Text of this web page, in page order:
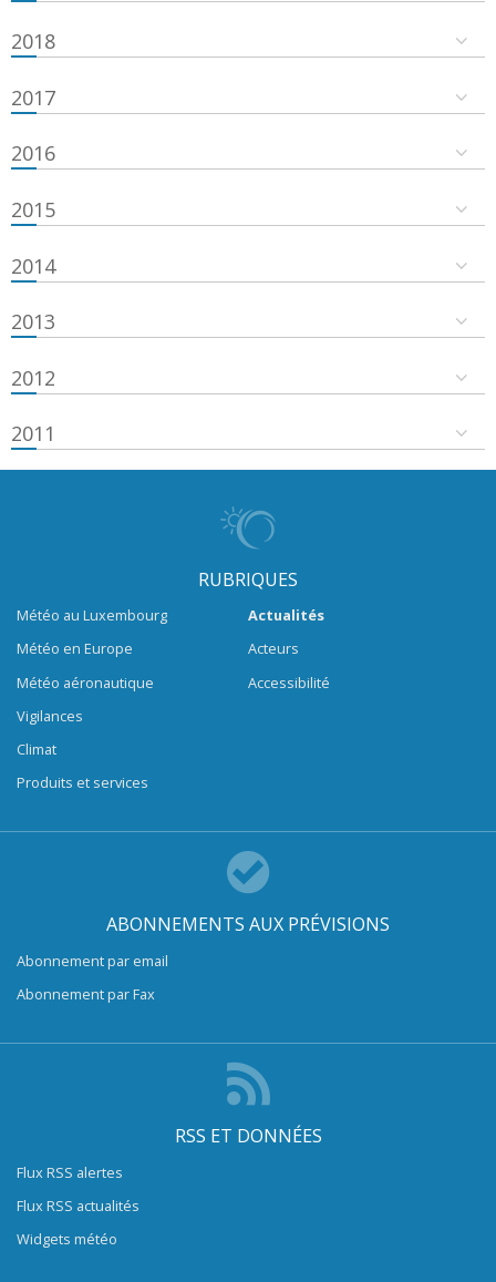
2018
2017
2016
2015
2014
2013
2012
2011
RUBRIQUES
Météo au Luxembourg
Météo en Europe
Météo aéronautique
Vigilances
Climat
Produits et services
Actualités
Acteurs
Accessibilité
ABONNEMENTS AUX PRÉVISIONS
Abonnement par email
Abonnement par Fax
RSS ET DONNÉES
Flux RSS alertes
Flux RSS actualités
Widgets météo